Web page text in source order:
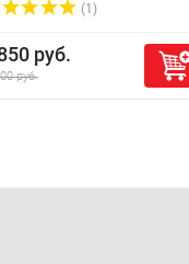
(1)
руб.
руб.